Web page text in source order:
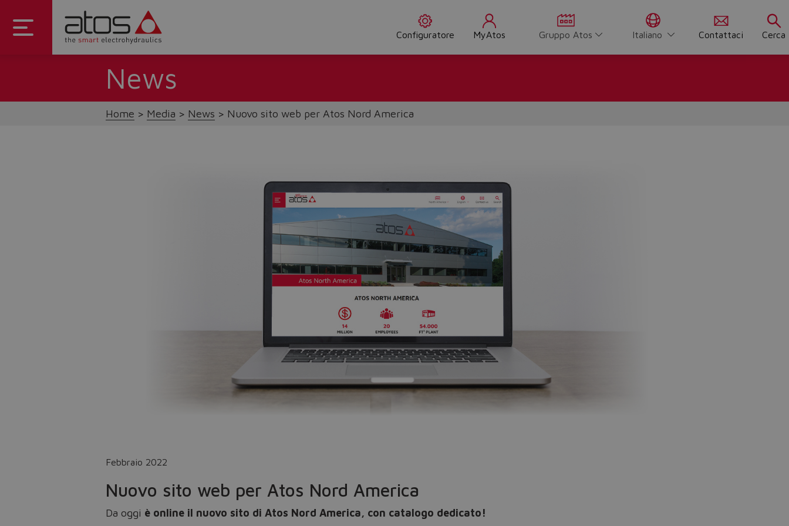
Configuratore MyAtos Gruppo Atos Italiano Contattaci Cerca
Do you want to leave the configurator?
The running selection will be lost.
News
Home Media News Nuovo sito web per Atos Nord America
Febbraio 2022
Nuovo sito web per Atos Nord America
Da oggi è online il nuovo sito di Atos Nord America, con catalogo dedicato!